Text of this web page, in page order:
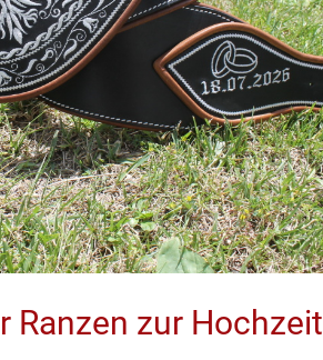
Ranzen zur Hochzeit